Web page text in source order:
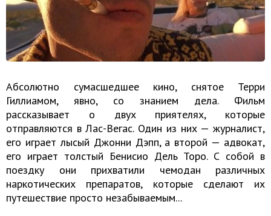
Абсолютно сумасшедшее кино, снятое Терри
Гиллиамом, явно, со знанием дела. Фильм
рассказывает о двух приятелях, которые
отправляются в Лас-Вегас. Один из них — журналист,
его играет лысый Джонни Дэпп, а второй — адвокат,
его играет толстый Бенисио Дель Торо. С собой в
поездку они прихватили чемодан различных
наркотических препаратов, которые сделают их
путешествие просто незабываемым...